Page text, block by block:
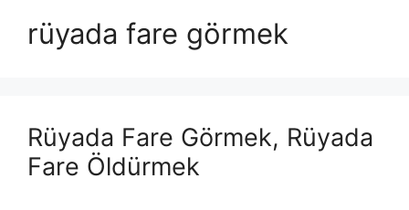
rüyada fare görmek
Rüyada Fare Görmek, Rüyada
Fare Öldürmek